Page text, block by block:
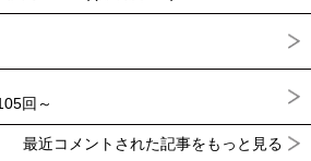
回～
最近コメントされた記事をもっと見る